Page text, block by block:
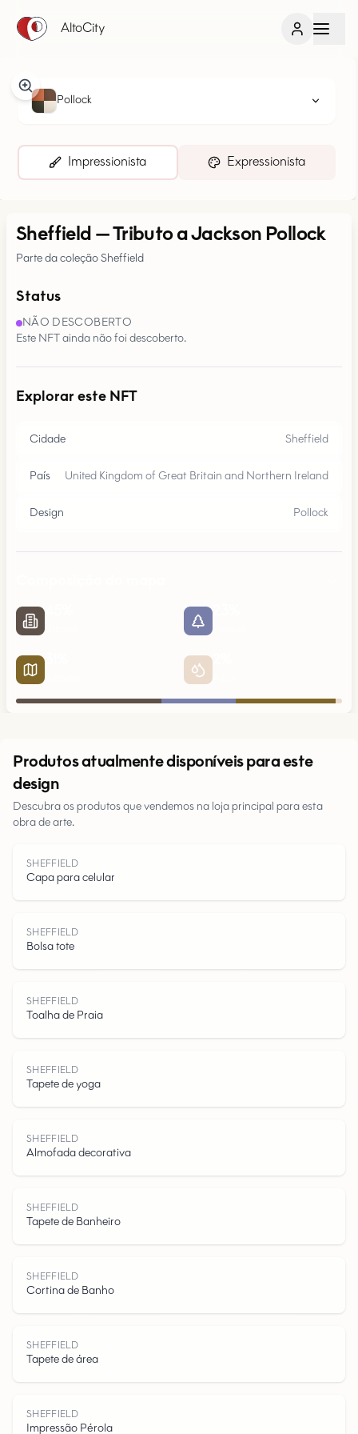
AltoCity
L
Pollock
Impressionista Expressionista
Sheffield —Tributo a Jackson Pollock
Parte da coleção Sheffield
Status
NÃO DESCOBERTO
Este NFT ainda não foi descoberto.
Explorar este NFT
Cidade Sheffield
País United Kingdom of Great Britain and Northern Ireland
Design Pollock
Parques
Água
Produtos atualmente disponíveis para este
design
Descubra os produtos que vendemos na loja principal para esta
obra de arte.
SHEFFIELD
Capa para celular
SHEFFIELD
Bolsa tote
SHEFFIELD
Toalha de Praia
SHEFFIELD
Tapete de yoga
SHEFFIELD
Almofada decorativa
SHEFFIELD
Tapete de Banheiro
SHEFFIELD
Cortina de Banho
SHEFFIELD
Tapete de área
SHEFFIELD
Impressão Pérola